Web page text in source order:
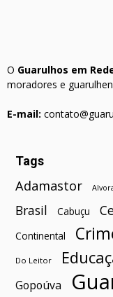
O Guarulhos em
moradores e
E-mail:
Tags
Adamastor
Brasil Cabuçu
Continental
Do Leitor
Gopoúva